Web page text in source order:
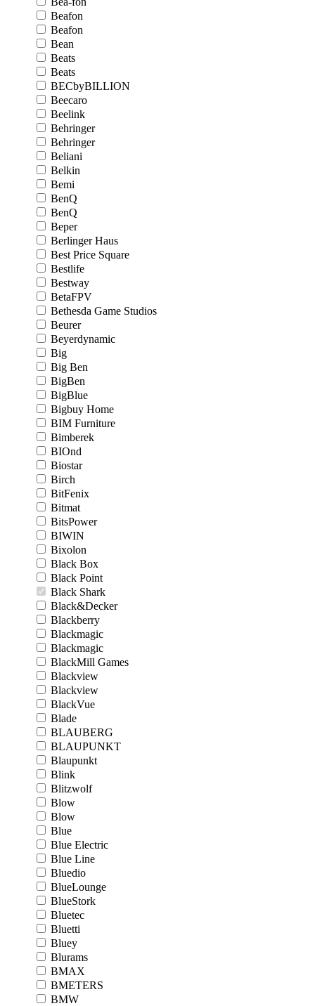
Beafon
Beafon
Bean
Beats
Beats
BECbyBILLION
Beecaro
Beelink
Behringer
Behringer
Beliani
Belkin
Bemi
BenQ
BenQ
Beper
Berlinger Haus
Best Price Square
Bestlife
Bestway
BetaFPV
Bethesda Game Studios
Beurer
Beyerdynamic
Big
Big Ben
BigBen
BigBlue
Bigbuy Home
BIM Furniture
Bimberek
BIOnd
Biostar
Birch
BitFenix
Bitmat
BitsPower
BIWIN
Bixolon
Black Box
Black Point
Black Shark
Black&Decker
Blackberry
Blackmagic
Blackmagic
BlackMill Games
Blackview
Blackview
BlackVue
Blade
BLAUBERG
BLAUPUNKT
Blaupunkt
Blink
Blitzwolf
Blow
Blow
Blue
Blue Electric
Blue Line
Bluedio
BlueLounge
BlueStork
Bluetec
Bluetti
Bluey
Blurams
BMAX
BMETERS
BMW